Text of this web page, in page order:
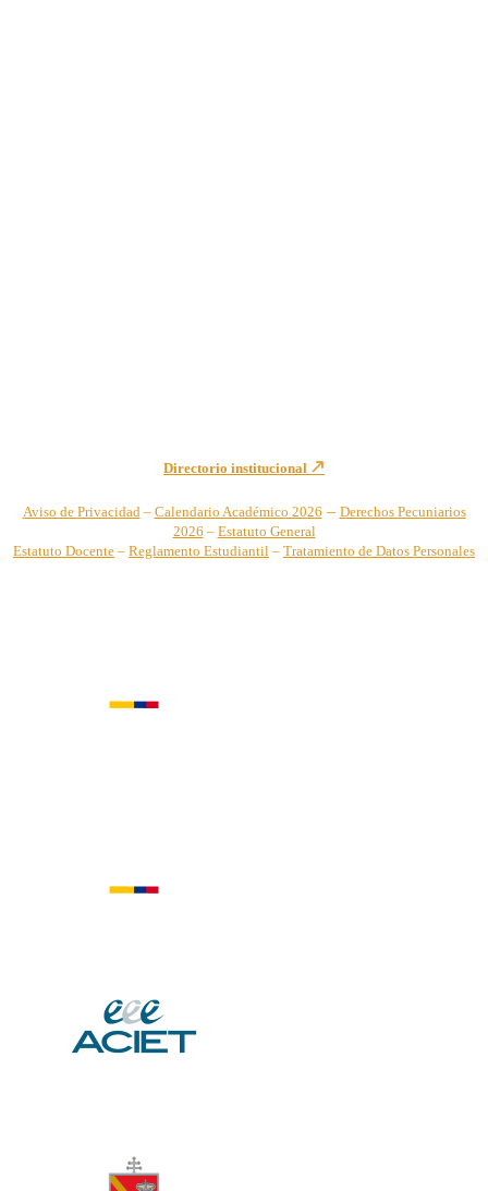
Directorio institucional
Aviso de Privacidad – Calendario Académico 2026 – Derechos Pecuniarios
2026 – Estatuto General
Estatuto Docente – Reglamento Estudiantil – Tratamiento de Datos Personales